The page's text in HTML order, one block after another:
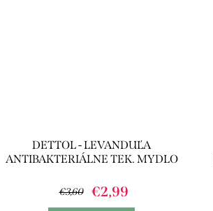
DETTOL - LEVANDUĽA
ANTIBAKTERIÁLNE TEK. MYDLO
€3,60 €2,99